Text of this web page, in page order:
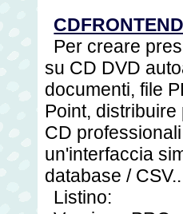
Per creare
su CD DVD
documenti, file
Point,
CD
un'interfaccia
database /
Listino: